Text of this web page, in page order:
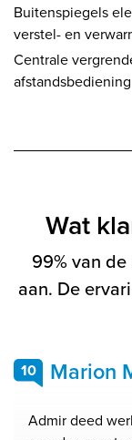
Buitenspiegels
verstel- en
Centrale
afstandsbediening
Wat
99% van
aan. De
10 Marion
Admir deed